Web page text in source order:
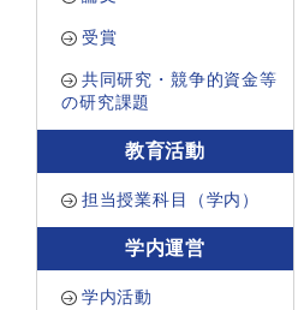
受賞
共同研究・競争的資金等
の研究課題
教育活動
担当授業科目（学内）
学内運営
学内活動